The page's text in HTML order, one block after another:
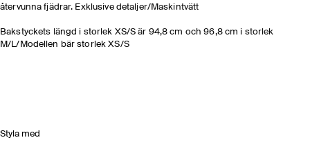
återvunna fjädrar. Exklusive detaljer/Maskintvätt
Bakstyckets längd i storlek XS/S är 94,8 cm och 96,8 cm i storlek
M/L/Modellen bär storlek XS/S
Styla med